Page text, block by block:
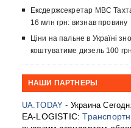
Ексдержсекретар МВС
16 млн грн: визнав провину
Ціни на пальне в Україні
коштуватиме дизель 100
НАШИ ПАРТНЕРЫ
UA.TODAY - Украина
EA-LOGISTIC: